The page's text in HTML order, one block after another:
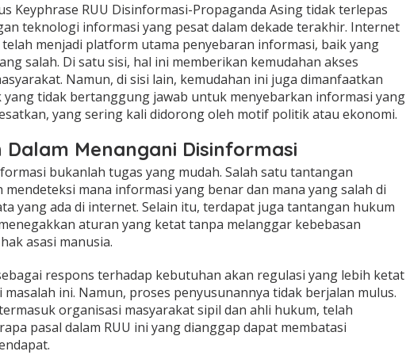
Keyphrase RUU Disinformasi-Propaganda Asing tidak terlepas
teknologi informasi yang pesat dalam dekade terakhir. Internet
telah menjadi platform utama penyebaran informasi, baik yang
salah. Di satu sisi, hal ini memberikan kemudahan akses
Namun, di sisi lain, kemudahan ini juga dimanfaatkan
tidak bertanggung jawab untuk menyebarkan informasi yang
yang sering kali didorong oleh motif politik atau ekonomi.
Dalam Menangani Disinformasi
bukanlah tugas yang mudah. Salah satu tantangan
mendeteksi mana informasi yang benar dan mana yang salah di
yang ada di internet. Selain itu, terdapat juga tantangan hukum
aturan yang ketat tanpa melanggar kebebasan
asasi manusia.
respons terhadap kebutuhan akan regulasi yang lebih ketat
masalah ini. Namun, proses penyusunannya tidak berjalan mulus.
organisasi masyarakat sipil dan ahli hukum, telah
pasal dalam RUU ini yang dianggap dapat membatasi